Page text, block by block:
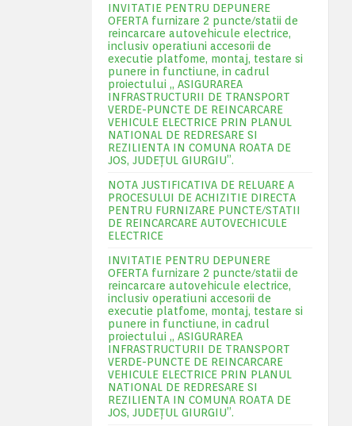
INVITATIE PENTRU DEPUNERE
OFERTA furnizare 2 puncte/statii de
reincarcare autovehicule electrice,
inclusiv operatiuni accesorii de
executie platfome, montaj, testare si
punere in functiune, in cadrul
proiectului „ ASIGURAREA
INFRASTRUCTURII DE TRANSPORT
VERDE-PUNCTE DE REINCARCARE
VEHICULE ELECTRICE PRIN PLANUL
NATIONAL DE REDRESARE SI
REZILIENTA IN COMUNA ROATA DE
JOS, JUDEŢUL GIURGIU”.
NOTA JUSTIFICATIVA DE RELUARE A
PROCESULUI DE ACHIZITIE DIRECTA
PENTRU FURNIZARE PUNCTE/STATII
DE REINCARCARE AUTOVECHICULE
ELECTRICE
INVITATIE PENTRU DEPUNERE
OFERTA furnizare 2 puncte/statii de
reincarcare autovehicule electrice,
inclusiv operatiuni accesorii de
executie platfome, montaj, testare si
punere in functiune, in cadrul
proiectului „ ASIGURAREA
INFRASTRUCTURII DE TRANSPORT
VERDE-PUNCTE DE REINCARCARE
VEHICULE ELECTRICE PRIN PLANUL
NATIONAL DE REDRESARE SI
REZILIENTA IN COMUNA ROATA DE
JOS, JUDEŢUL GIURGIU”.